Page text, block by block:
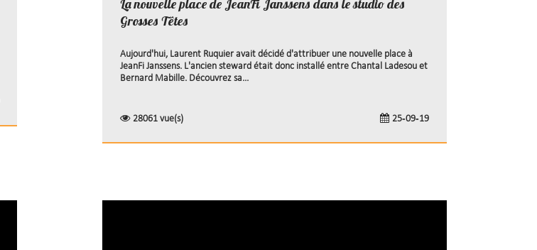
La nouvelle place de JeanFi Janssens dans le studio des
Grosses Têtes
Aujourd'hui, Laurent Ruquier avait décidé d'attribuer une nouvelle place à
JeanFi Janssens. L'ancien steward était donc installé entre Chantal Ladesou et
Bernard Mabille. Découvrez sa...
28061 vue(s) 25-09-19